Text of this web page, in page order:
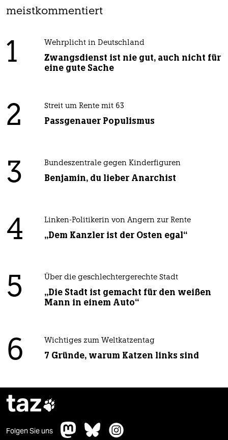
meistkommentiert
1 Wehrplicht in Deutschland
Zwangsdienst ist nie gut, auch nicht für
eine gute Sache
2 Streit um Rente mit 63
Passgenauer Populismus
3 Bundeszentrale gegen Kinderfiguren
Benjamin, du lieber Anarchist
4 Linken-Politikerin von Angern zur Rente
„Dem Kanzler ist der Osten egal“
5 Über die geschlechtergerechte Stadt
„Die Stadt ist gemacht für den weißen
Mann in einem Auto“
6 Wichtiges zum Weltkatzentag
7 Gründe, warum Katzen links sind
taz
Folgen Sie uns